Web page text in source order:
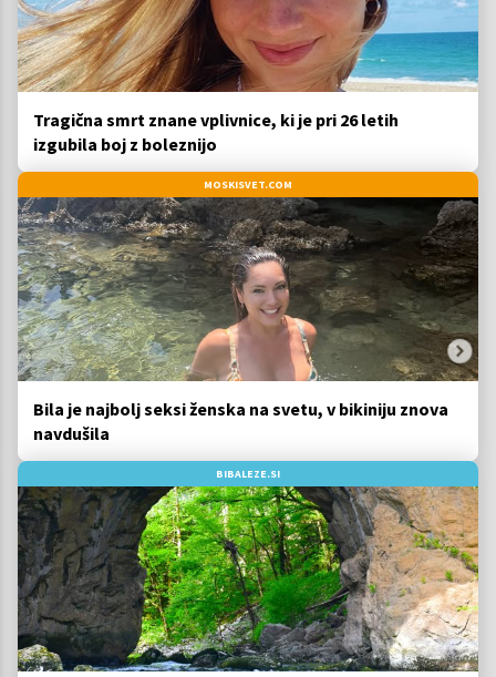
Tragična smrt znane vplivnice, ki je pri 26 letih
izgubila boj z boleznijo
MOSKISVET.COM
Bila je najbolj seksi ženska na svetu, v bikiniju znova
navdušila
BIBALEZE.SI